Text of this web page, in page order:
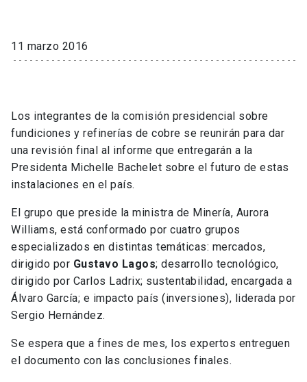
11 marzo 2016
Los integrantes de la comisión presidencial sobre
fundiciones y refinerías de cobre se reunirán para dar
una revisión final al informe que entregarán a la
Presidenta Michelle Bachelet sobre el futuro de estas
instalaciones en el país.
El grupo que preside la ministra de Minería, Aurora
Williams, está conformado por cuatro grupos
especializados en distintas temáticas: mercados,
dirigido por Gustavo Lagos; desarrollo tecnológico,
dirigido por Carlos Ladrix; sustentabilidad, encargada a
Álvaro García; e impacto país (inversiones), liderada por
Sergio Hernández.
Se espera que a fines de mes, los expertos entreguen
el documento con las conclusiones finales.